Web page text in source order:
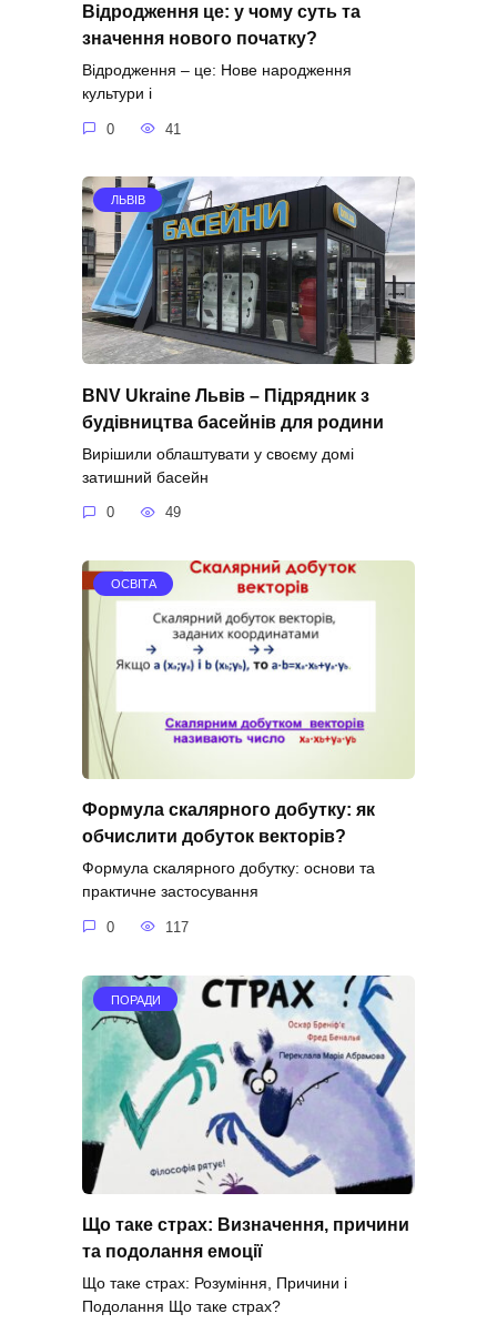
Відродження це: у чому суть та
значення нового початку?
Відродження – це: Нове народження
культури і
0 41
ЛЬВІВ
BNV Ukraine Львів – Підрядник з
будівництва басейнів для родини
Вирішили облаштувати у своєму домі
затишний басейн
0 49
ОСВІТА
Формула скалярного добутку: як
обчислити добуток векторів?
Формула скалярного добутку: основи та
практичне застосування
0 117
ПОРАДИ
Що таке страх: Визначення, причини
та подолання емоції
Що таке страх: Розуміння, Причини і
Подолання Що таке страх?